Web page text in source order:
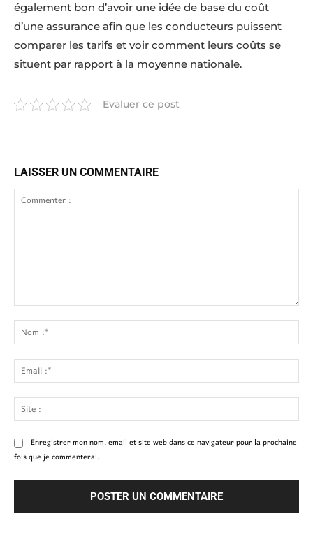
également bon d’avoir une idée de base du coût
d’une assurance afin que les conducteurs puissent
comparer les tarifs et voir comment leurs coûts se
situent par rapport à la moyenne nationale.
Evaluer ce post
LAISSER UN COMMENTAIRE
:
:*
:*
:
Enregistrer mon nom, email et site web dans ce navigateur pour la prochaine
fois que je commenterai.